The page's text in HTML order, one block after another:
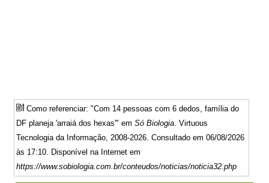
Como referenciar: "Com 14 pessoas com 6 dedos, família do
DF planeja 'arraiá dos hexas'" emSó Biologia. Virtuous
Tecnologia da Informação, 2008-2026. Consultado em 06/08/2026
às 17:10. Disponível na Internet em
https://www.sobiologia.com.br/conteudos/noticias/noticia32.php